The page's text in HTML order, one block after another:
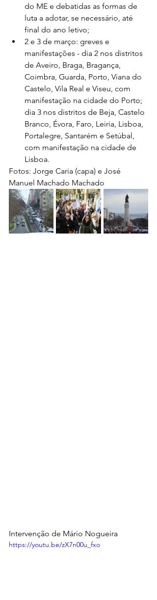
do ME e debatidas as formas de
luta a adotar, se necessário, até
final do ano letivo;
2 e 3 de março: greves e
manifestações - dia 2 nos distritos
de Aveiro, Braga, Bragança,
Coimbra, Guarda, Porto, Viana do
Castelo, Vila Real e Viseu, com
manifestação na cidade do Porto;
dia 3 nos distritos de Beja, Castelo
Branco, Évora, Faro, Leiria, Lisboa,
Portalegre, Santarém e Setúbal,
com manifestação na cidade de
Lisboa.
Fotos: Jorge Caria (capa) e José
Manuel Machado Machado
Intervenção de Mário Nogueira
https://youtu.be/zX7n00u_fxo